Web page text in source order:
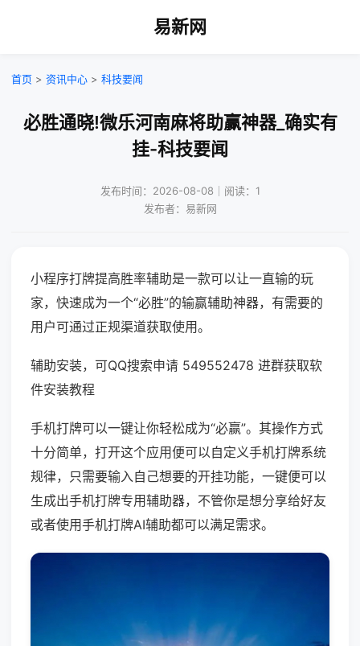
易新网
首页 > 资讯中心 > 科技要闻
必胜通晓!微乐河南麻将助赢神器_确实有
挂-科技要闻
发布时间：2026-08-08｜阅读：1
发布者：易新网
小程序打牌提高胜率辅助是一款可以让一直输的玩
家，快速成为一个“必胜”的输赢辅助神器，有需要的
用户可通过正规渠道获取使用。
辅助安装，可QQ搜索申请 549552478 进群获取软
件安装教程
手机打牌可以一键让你轻松成为“必赢”。其操作方式
十分简单，打开这个应用便可以自定义手机打牌系统
规律，只需要输入自己想要的开挂功能，一键便可以
生成出手机打牌专用辅助器，不管你是想分享给好友
或者使用手机打牌AI辅助都可以满足需求。